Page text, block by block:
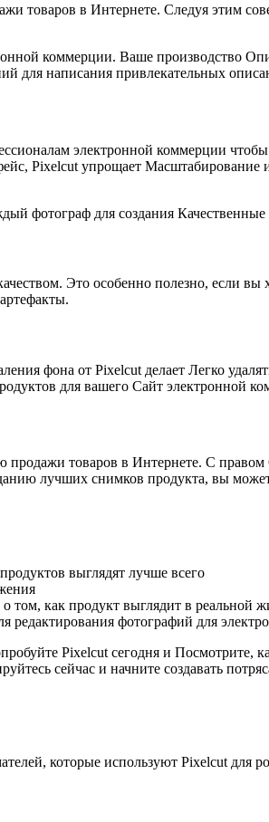
товаров в Интернете. Следуя этим
коммерции. Ваше производство
для написания привлекательных
электронной коммерции
Pixelcut упрощает Масштабирование
фотограф для создания
Это особенно полезно, если
фона от Pixelcut делает Легко
для вашего Сайт электронной
продажи товаров в Интернете. С
лучших снимков продукта, вы
выглядят лучше всего
том, как продукт выглядит в реальной
редактирования фотографий для
Pixelcut сегодня и Посмотрите,
сейчас и начните создавать
которые используют Pixelcut для